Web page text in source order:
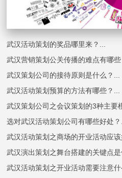
武汉品牌策划该如何进行？什么
武汉活动策划的奖品哪里来？...
武汉营销策划公关传播的难点有哪些
武汉策划公司的接待原则是什么？...
武汉活动策划预算的方法有哪些？...
武汉策划公司之会议策划的3种主要
选对武汉活动策划公司有哪些好处？
武汉活动策划之商场的开业活动应该
武汉演出策划之舞台搭建的关键点是
武汉活动策划之开业活动需要注意什